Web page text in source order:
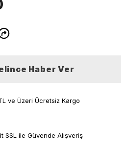
Haber Ver
ve Üzeri Ücretsiz Kargo
SSL ile Güvende Alışveriş